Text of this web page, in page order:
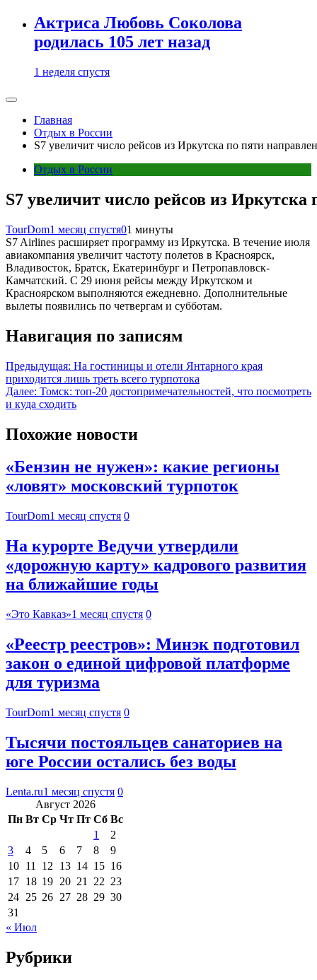
Актриса Любовь Соколова
родилась 105 лет назад
1 неделя спустя
Главная
Отдых в России
S7 увеличит число рейсов из Иркутска по пяти
Отдых в России
S7 увеличит число рейсов из
TourDom1 месяц спустя01 минуты
S7 Airlines расширяет программу из Иркутска. В течение июля
авиакомпания увеличит частоту полетов в Красноярск,
Владивосток, Братск, Екатеринбург и Петропавловск-
Камчатский. С 29 июня рейсы между Иркутском и
Красноярском выполняются ежедневно. Дополнительные
вылеты появились по четвергам и субботам.
Навигация по записям
Предыдущая: На гостиницы и отели Янтарного края
приходится лишь треть всего турпотока
Далее: Томск: топ-20 достопримечательностей, что посмотреть
и куда сходить
Похожие новости
«Бензин не нужен»: какие регионы
«ловят» московский турпоток
TourDom1 месяц спустя 0
На курорте Ведучи утвердили
«дорожную карту» кадрового развития
на ближайшие годы
«Это Кавказ»1 месяц спустя 0
«Реестр реестров»: Минэк подготовил
закон о единой цифровой платформе
для туризма
TourDom1 месяц спустя 0
Тысячи постояльцев санаториев на
юге России остались без воды
Lenta.ru1 месяц спустя 0
Август 2026
Пн Вт Ср Чт Пт Сб Вс
1
2
3
4 5 6 7 8
9
10 11 12 13 14 15 16
17 18 19 20 21 22 23
24 25 26 27 28 29 30
31
« Июл
Рубрики